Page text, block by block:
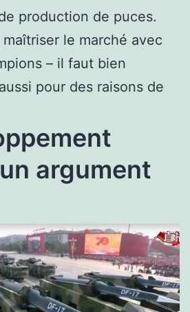
production de puces.
le marché avec
– il faut bien
pour des raisons de
argument